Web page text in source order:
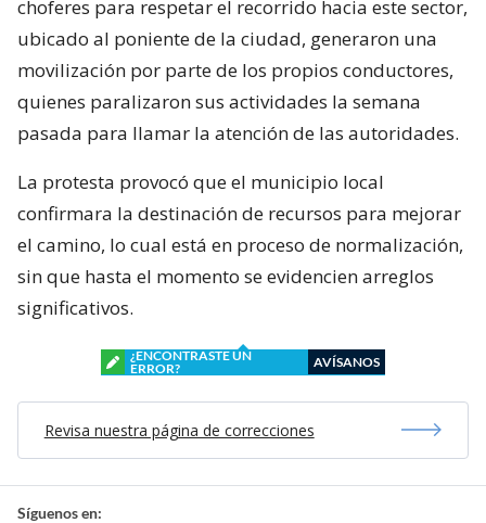
choferes para respetar el recorrido hacia este sector,
ubicado al poniente de la ciudad, generaron una
movilización por parte de los propios conductores,
quienes paralizaron sus actividades la semana
pasada para llamar la atención de las autoridades.
La protesta provocó que el municipio local
confirmara la destinación de recursos para mejorar
el camino, lo cual está en proceso de normalización,
sin que hasta el momento se evidencien arreglos
significativos.
¿ENCONTRASTE UN
ERROR?
AVÍSANOS
Revisa nuestra página de correcciones
Síguenos en: